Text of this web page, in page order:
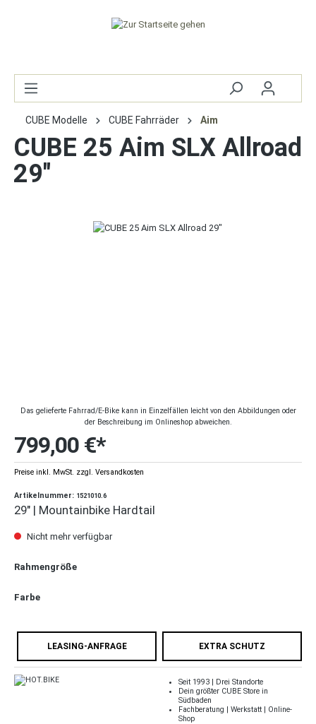
CUBE Modelle CUBE Fahrräder Aim
CUBE 25 Aim SLX Allroad
29"
Das gelieferte Fahrrad/E-Bike kann in Einzelfällen leicht von den Abbildungen oder
der Beschreibung im Onlineshop abweichen.
799,00 €*
Preise inkl. MwSt. zzgl. Versandkosten
Artikelnummer: 1521010.6
29" | Mountainbike Hardtail
Nicht mehr verfügbar
Rahmengröße
Farbe
LEASING-ANFRAGE EXTRA SCHUTZ
Seit 1993 | Drei Standorte
Dein größter CUBE Store in
Südbaden
Fachberatung | Werkstatt | Online-
Shop